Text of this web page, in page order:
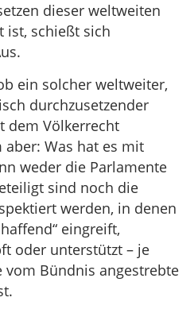
dieser weltweiten
schießt sich
ein solcher weltweiter,
durchzusetzender
dem Völkerrecht
Was hat es mit
weder die Parlamente
sind noch die
werden, in denen
eingreift,
oder unterstützt – je
vom Bündnis angestrebte